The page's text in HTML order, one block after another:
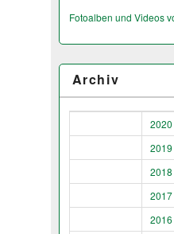
Fotoalben und Videos
Archiv
2020
2019
2018
2017
2016